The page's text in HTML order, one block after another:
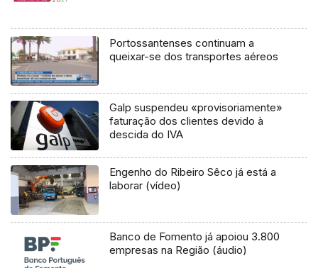
Portossantenses continuam a
queixar-se dos transportes aéreos
Galp suspendeu «provisoriamente»
faturação dos clientes devido à
descida do IVA
Engenho do Ribeiro Sêco já está a
laborar (vídeo)
Banco de Fomento já apoiou 3.800
empresas na Região (áudio)